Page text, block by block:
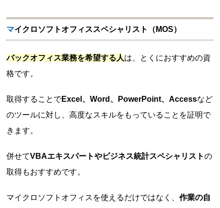
マイクロソフトオフィススペシャリスト（MOS）
バックオフィス業務を希望する人は、とくにおすすめの資
格です。
取得することでExcel、Word、PowerPoint、Accessなど
のツールに対し、高度なスキルをもっていることを証明で
きます。
併せてVBAエキスパートやビジネス統計スペシャリストの
取得もおすすめです。
マイクロソフトオフィスを使えるだけではなく、作業の自